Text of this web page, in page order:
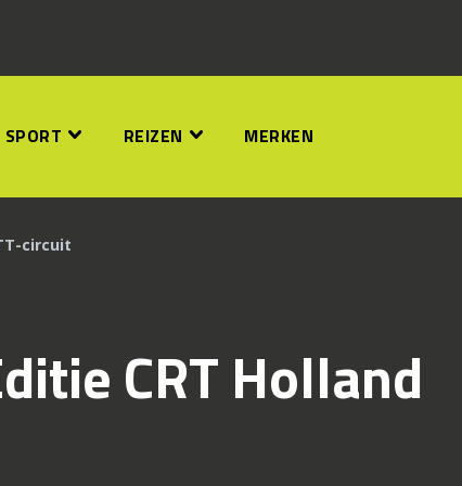
SPORT REIZEN MERKEN
circuit
CRT Holland